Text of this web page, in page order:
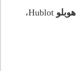
هوبلو
Hublot،